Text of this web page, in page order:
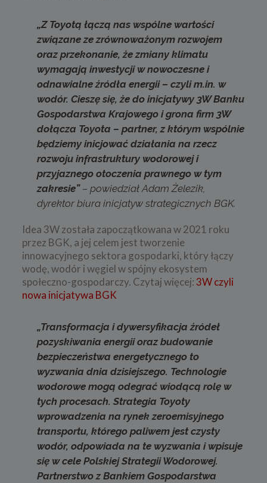
„Z Toyotą łączą nas wspólne wartości
związane ze zrównoważonym rozwojem
oraz przekonanie, że zmiany klimatu
wymagają inwestycji w nowoczesne i
odnawialne źródła energii – czyli m.in. w
wodór. Cieszę się, że do inicjatywy 3W Banku
Gospodarstwa Krajowego i grona firm 3W
dołącza Toyota – partner, z którym wspólnie
będziemy inicjować działania na rzecz
rozwoju infrastruktury wodorowej i
przyjaznego otoczenia prawnego w tym
zakresie”– powiedział Adam Żelezik,
dyrektor biura inicjatyw strategicznych BGK.
Idea 3W została zapoczątkowana w 2021 roku
przez BGK, a jej celem jest tworzenie
innowacyjnego sektora gospodarki, który łączy
wodę, wodór i węgiel w spójny ekosystem
społeczno-gospodarczy. Czytaj więcej:3W czyli
nowa inicjatywa BGK
„Transformacja i dywersyfikacja źródeł
pozyskiwania energii oraz budowanie
bezpieczeństwa energetycznego to
wyzwania dnia dzisiejszego. Technologie
wodorowe mogą odegrać wiodącą rolę w
tych procesach. Strategia Toyoty
wprowadzenia na rynek zeroemisyjnego
transportu, którego paliwem jest czysty
wodór, odpowiada na te wyzwania i wpisuje
się w cele Polskiej Strategii Wodorowej.
Partnerstwo z Bankiem Gospodarstwa